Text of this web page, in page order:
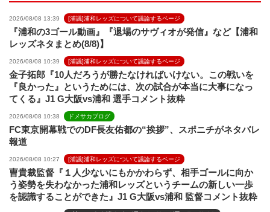
2026/08/08 13:39 [浦議]浦和レッズについて議論するページ
『浦和の3ゴール動画』『退場のサヴィオが発信』など【浦和
レッズネタまとめ(8/8)】
2026/08/08 10:39 [浦議]浦和レッズについて議論するページ
金子拓郎『10人だろうが勝たなければいけない。この戦いを
『良かった』というためには、次の試合が本当に大事になっ
てくる』J1 G大阪vs浦和 選手コメント抜粋
2026/08/08 10:38 ドメサカブログ
FC東京開幕戦でのDF長友佑都の“挨拶”、スポニチがネタバレ
報道
2026/08/08 10:27 [浦議]浦和レッズについて議論するページ
曺貴裁監督『１人少ないにもかかわらず、相手ゴールに向か
う姿勢を失わなかった浦和レッズというチームの新しい一歩
を認識することができた』J1 G大阪vs浦和 監督コメント抜粋